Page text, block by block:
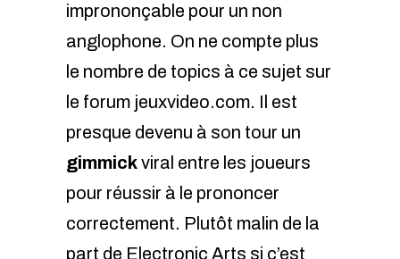
imprononçable pour un non
anglophone. On ne compte plus
le nombre de topics à ce sujet sur
le forum jeuxvideo.com. Il est
presque devenu à son tour un
gimmickviral entre les joueurs
pour réussir à le prononcer
correctement. Plutôt malin de la
part de Electronic Arts si c’est